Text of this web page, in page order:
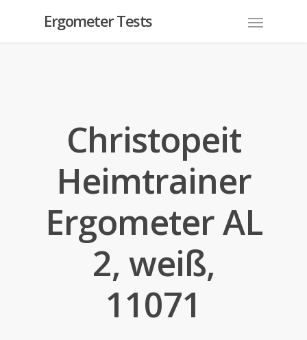
Ergometer Tests
Christopeit
Heimtrainer
Ergometer AL
2, weiß,
11071